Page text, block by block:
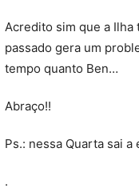
Acredito sim que a Ilha
passado gera um
tempo quanto Ben…
Abraço!!
Ps.: nessa Quarta sai
.